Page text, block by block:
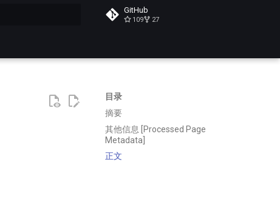
GitHub
109 27
目录
摘要
其他信息 [Processed Page
Metadata]
正文